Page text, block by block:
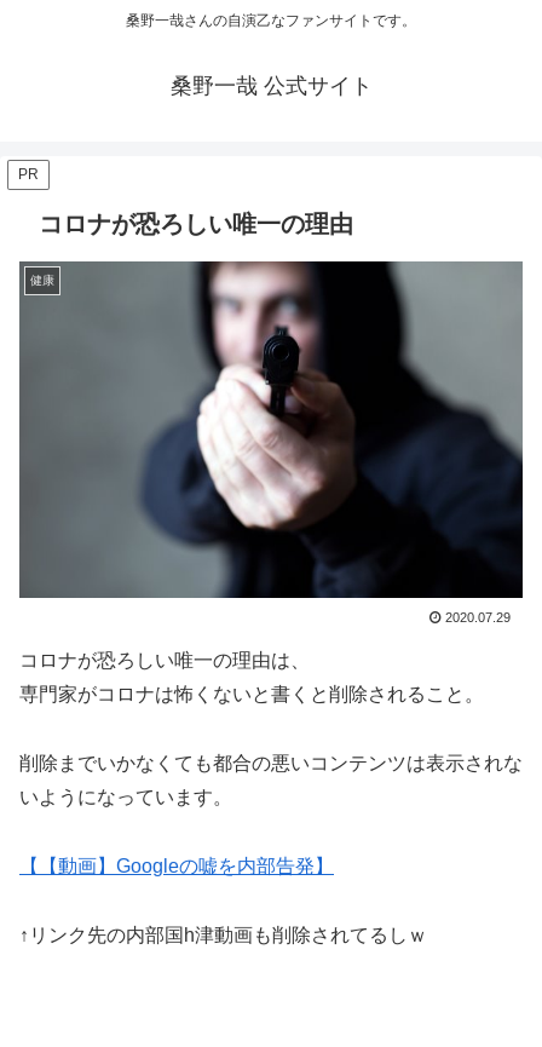
桑野一哉さんの自演乙なファンサイトです。
桑野一哉 公式サイト
PR
コロナが恐ろしい唯一の理由
健康
2020.07.29
コロナが恐ろしい唯一の理由は、
専門家がコロナは怖くないと書くと削除されること。
削除までいかなくても都合の悪いコンテンツは表示されな
いようになっています。
【【動画】Googleの嘘を内部告発】
↑リンク先の内部国h津動画も削除されてるしｗ